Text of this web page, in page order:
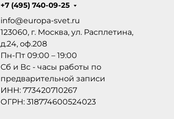
+7 (495) 740-09-25
info@europa-svet.ru
123060, г. Москва, ул. Расплетина,
д.24, оф.208
Пн-Пт 09:00 – 19:00
Сб и Вс - часы работы по
предварительной записи
ИНН: 773420710267
ОГРН: 318774600524023